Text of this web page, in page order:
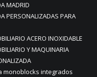
MADRID
PERSONALIZADAS PARA
ACERO INOXIDABLE
Y MAQUINARIA
monoblocks integrados